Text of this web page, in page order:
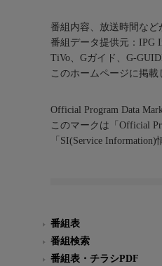
番組内容、放送時間など
番組データ提供元：IPG
TiVo、Gガイド、G-
このホームページに掲
Official Program Data
このマークは「Official
「SI(Service
番組表
番組検索
番組表・チラシPDF